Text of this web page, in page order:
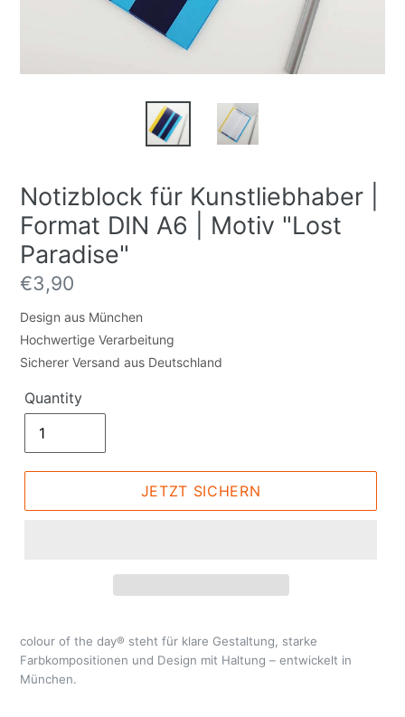
Notizblock für Kunstliebhaber |
Format DIN A6 | Motiv "Lost
Paradise"
Regular
price
€3,90
Design aus München
Hochwertige Verarbeitung
Sicherer Versand aus Deutschland
Quantity
JETZT SICHERN
colour of the day® steht für klare Gestaltung, starke
Farbkompositionen und Design mit Haltung – entwickelt in
München.